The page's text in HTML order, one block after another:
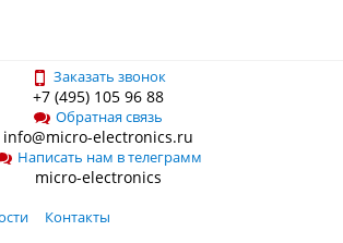
Заказать звонок
+7 (495) 105 96 88
Обратная связь
info@micro-electronics.ru
Написать нам в телеграмм
micro-electronics
Контакты